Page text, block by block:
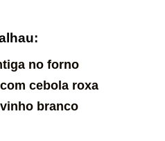
no forno
cebola roxa
branco